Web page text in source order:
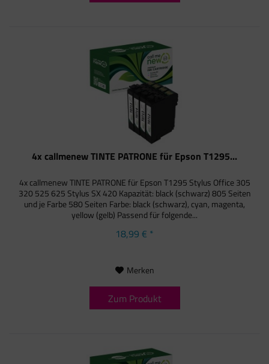
4x callmenew TINTE PATRONE für Epson T1295...
4x callmenew TINTE PATRONE für Epson T1295 Stylus Office 305
320 525 625 Stylus SX 420 Kapazität: black (schwarz) 805 Seiten
und je Farbe 580 Seiten Farbe: black (schwarz), cyan, magenta,
yellow (gelb) Passend für folgende...
18,99 € *
Merken
Zum Produkt